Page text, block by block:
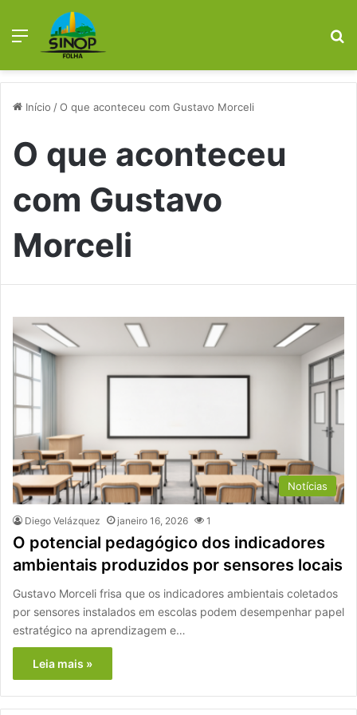
Menu
Início /O que aconteceu com Gustavo Morceli
O que aconteceu
com Gustavo
Morceli
Notícias
Diego Velázquez janeiro 16, 2026 1
O potencial pedagógico dos indicadores
ambientais produzidos por sensores locais
Gustavo Morceli frisa que os indicadores ambientais coletados
por sensores instalados em escolas podem desempenhar papel
estratégico na aprendizagem e…
Leia mais »